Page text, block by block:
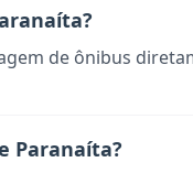
de ônibus
Paranaíta?